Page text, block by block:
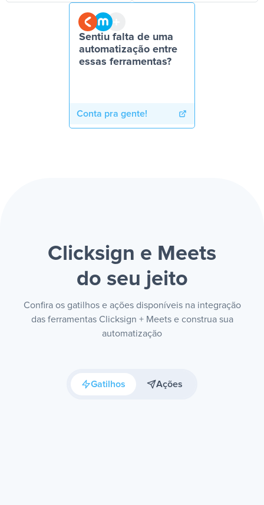
Sentiu falta de uma
automatização entre
essas ferramentas?
Conta pra gente!
Clicksign e Meets
do seu jeito
Confira os gatilhos e ações disponíveis na integração
das ferramentas Clicksign + Meets e construa sua
automatização
Gatilhos Ações